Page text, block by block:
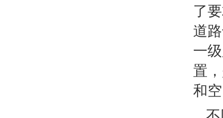
了
道
一
置
和